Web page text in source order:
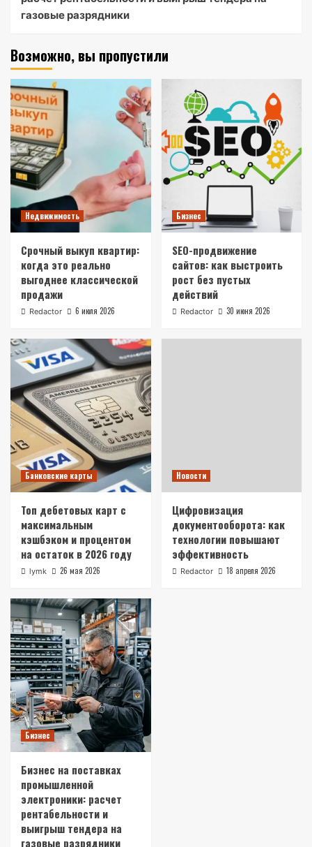
газовые разрядники
Возможно, вы пропустили
Недвижимость
Срочный выкуп квартир:
когда это реально
выгоднее классической
продажи
Redactor 6 июля 2026
Бизнес
SEO-продвижение
сайтов: как выстроить
рост без пустых
действий
Redactor 30 июня 2026
Банковские карты
Топ дебетовых карт с
максимальным
кэшбэком и процентом
на остаток в 2026 году
lymk 26 мая 2026
Новости
Цифровизация
документооборота: как
технологии повышают
эффективность
Redactor 18 апреля 2026
Бизнес
Бизнес на поставках
промышленной
электроники: расчет
рентабельности и
выигрыш тендера на
газовые разрядники